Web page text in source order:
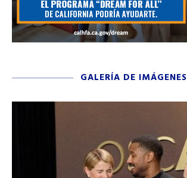
GALERÍA DE IMÁGENES